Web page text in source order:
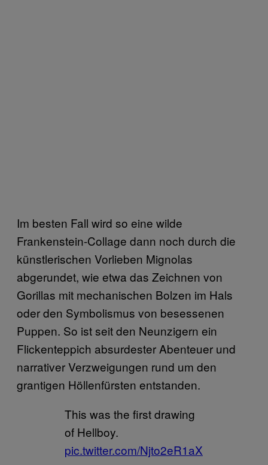
Im besten Fall wird so eine wilde
Frankenstein-Collage dann noch durch die
künstlerischen Vorlieben Mignolas
abgerundet, wie etwa das Zeichnen von
Gorillas mit mechanischen Bolzen im Hals
oder den Symbolismus von besessenen
Puppen. So ist seit den Neunzigern ein
Flickenteppich absurdester Abenteuer und
narrativer Verzweigungen rund um den
grantigen Höllenfürsten entstanden.
This was the first drawing
of Hellboy.
pic.twitter.com/Njto2eR1aX